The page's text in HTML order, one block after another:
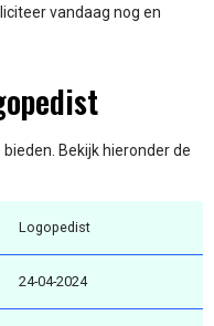
vandaag nog en
Bekijk hieronder de
Logopedist
24-04-2024